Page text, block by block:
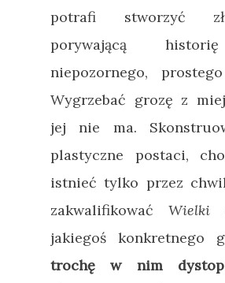
potrafi stworzyć
porywającą
niepozornego,
Wygrzebać grozę z
jej nie ma.
plastyczne postaci,
istnieć tylko przez
zakwalifikować Wielki
jakiegoś konkretnego
trochę w nim